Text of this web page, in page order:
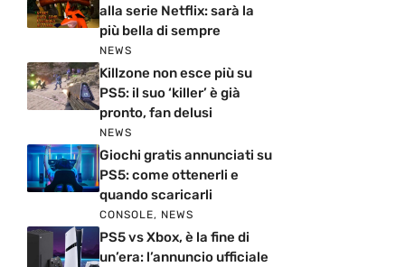
alla serie Netflix: sarà la
più bella di sempre
NEWS
Killzone non esce più su
PS5: il suo ‘killer’ è già
pronto, fan delusi
NEWS
Giochi gratis annunciati su
PS5: come ottenerli e
quando scaricarli
CONSOLE, NEWS
PS5 vs Xbox, è la fine di
un’era: l’annuncio ufficiale